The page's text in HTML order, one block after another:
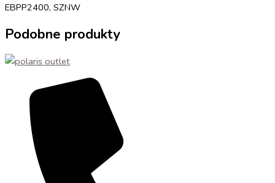
EBPP2400, SZNW
Podobne produkty